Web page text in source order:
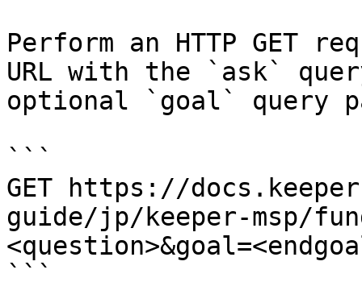
Perform an HTTP GET
URL with the `ask`
optional `goal` query
```
GET https://
guide/jp/keeper-msp/
```